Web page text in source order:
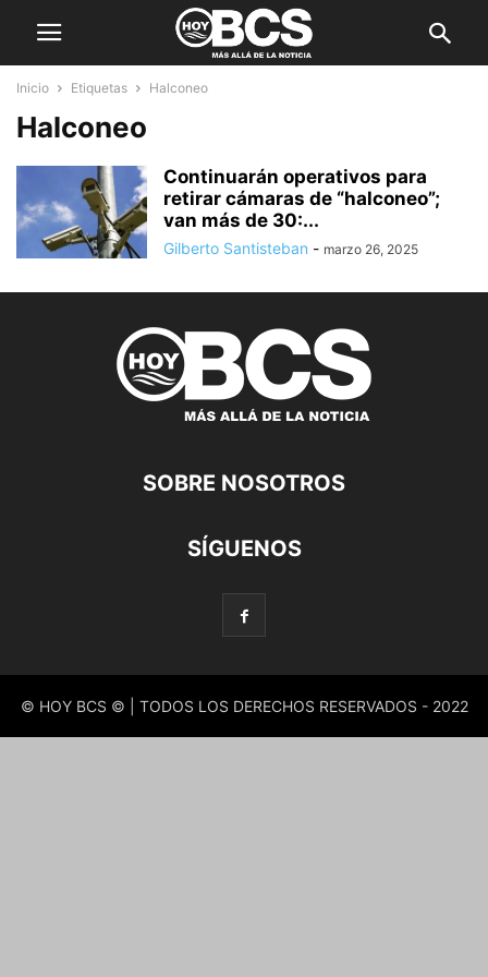
Inicio Etiquetas Halconeo
Halconeo
Continuarán operativos para
retirar cámaras de “halconeo”;
van más de 30:...
Gilberto Santisteban - marzo 26, 2025
SOBRE NOSOTROS
SÍGUENOS
© HOY BCS © | TODOS LOS DERECHOS RESERVADOS - 2022